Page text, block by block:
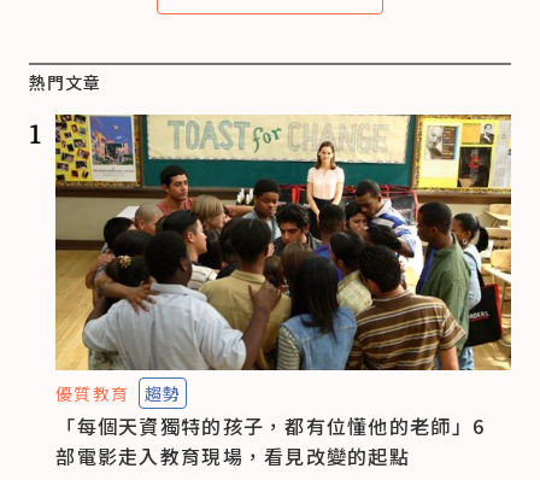
熱門文章
1
優質教育 趨勢
「每個天資獨特的孩子，都有位懂他的老師」6
部電影走入教育現場，看見改變的起點